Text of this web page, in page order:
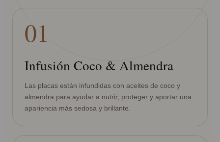
01
Infusión Coco & Almendra
Las placas están infundidas con aceites de coco y
almendra para ayudar a nutrir, proteger y aportar una
apariencia más sedosa y brillante.